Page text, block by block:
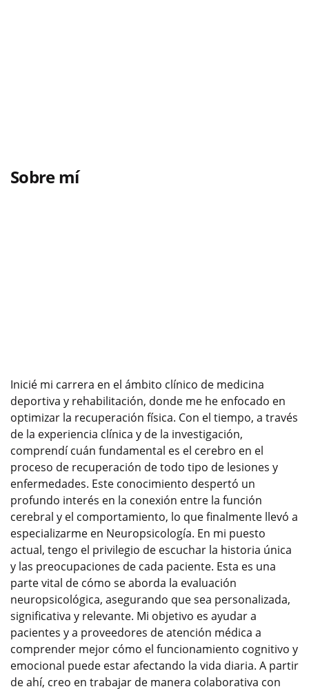
Sobre mí
Inicié mi carrera en el ámbito clínico de medicina
deportiva y rehabilitación, donde me he enfocado en
optimizar la recuperación física. Con el tiempo, a través
de la experiencia clínica y de la investigación,
comprendí cuán fundamental es el cerebro en el
proceso de recuperación de todo tipo de lesiones y
enfermedades. Este conocimiento despertó un
profundo interés en la conexión entre la función
cerebral y el comportamiento, lo que finalmente llevó a
especializarme en Neuropsicología. En mi puesto
actual, tengo el privilegio de escuchar la historia única
y las preocupaciones de cada paciente. Esta es una
parte vital de cómo se aborda la evaluación
neuropsicológica, asegurando que sea personalizada,
significativa y relevante. Mi objetivo es ayudar a
pacientes y a proveedores de atención médica a
comprender mejor cómo el funcionamiento cognitivo y
emocional puede estar afectando la vida diaria. A partir
de ahí, creo en trabajar de manera colaborativa con